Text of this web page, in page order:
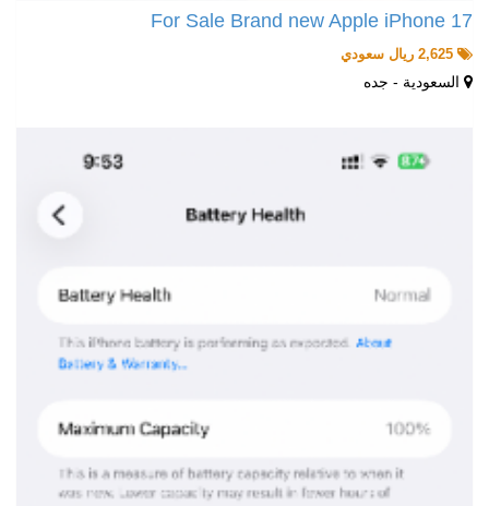
For Sale Brand new Apple iPhone 17
السعودية - جده